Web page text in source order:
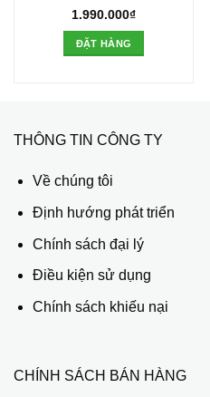
1.990.000₫
ĐẶT HÀNG
THÔNG TIN CÔNG TY
Về chúng tôi
Định hướng phát triển
Chính sách đại lý
Điều kiện sử dụng
Chính sách khiếu nại
CHÍNH SÁCH BÁN HÀNG